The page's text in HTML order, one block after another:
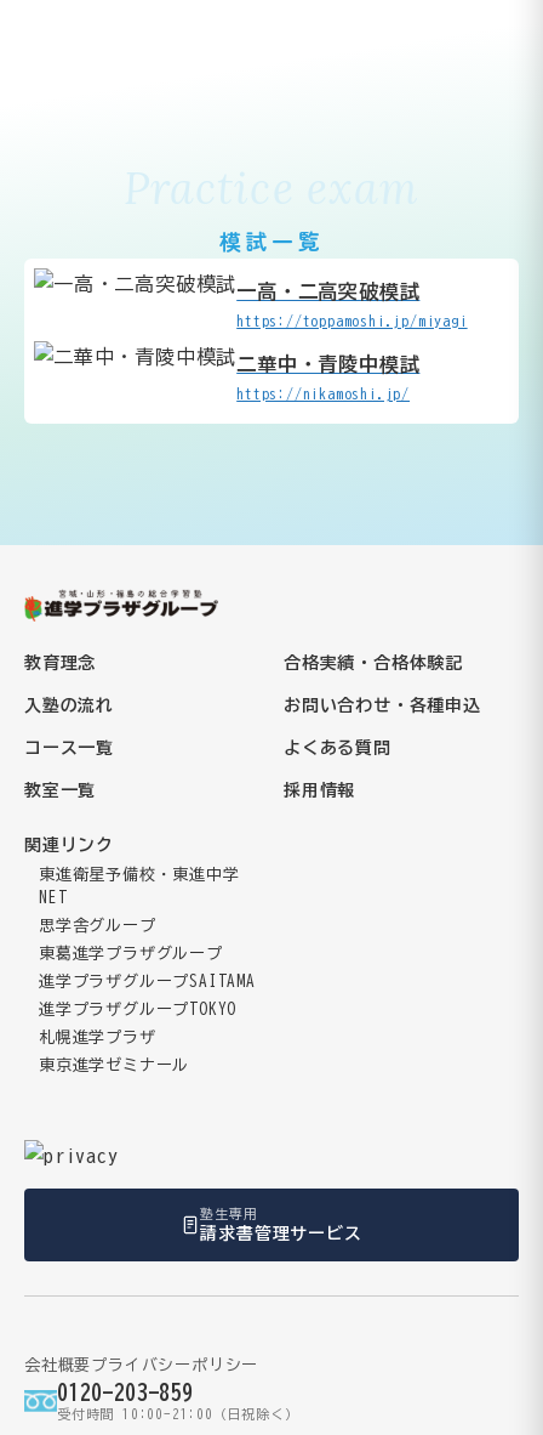
Practice exam
模試一覧
一高・二高突破模試
https://toppamoshi.jp/miyagi
二華中・青陵中模試
https://nikamoshi.jp/
教育理念
入塾の流れ
コース一覧
教室一覧
合格実績・合格体験記
お問い合わせ・各種申込
よくある質問
採用情報
関連リンク
東進衛星予備校・東進中学
NET
思学舎グループ
東葛進学プラザグループ
進学プラザグループSAITAMA
進学プラザグループTOKYO
札幌進学プラザ
東京進学ゼミナール
塾生専用
請求書管理サービス
会社概要プライバシーポリシー
0120-203-859
受付時間 10:00-21:00（日祝除く）